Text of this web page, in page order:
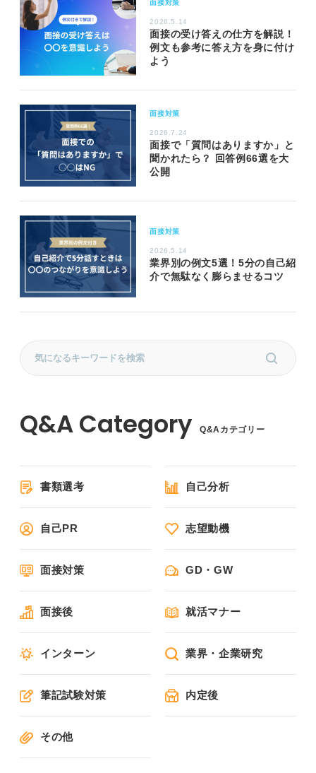
面接対策
2026.5.14
面接の受け答えの仕方を解説！
例文も参考に答え方を身に付け
よう
面接対策
2026.7.24
面接で「質問はありますか」と
聞かれたら？ 回答例66選を大
公開
面接対策
2026.5.14
業界別の例文5選！5分の自己紹
介で無駄なく膨らませるコツ
Q&Aカテゴリー
書類選考 自己分析
自己PR 志望動機
面接対策 GD・GW
面接後 就活マナー
インターン 業界・企業研究
筆記試験対策 内定後
その他